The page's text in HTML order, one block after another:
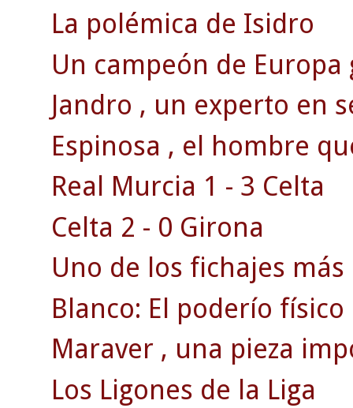
La polémica de Isidro
Un campeón de Europa
Jandro , un experto en
Espinosa , el hombre
Real Murcia 1 - 3 Celta
Celta 2 - 0 Girona
Uno de los fichajes
Blanco: El poderío
Maraver , una pieza
Los Ligones de la Liga